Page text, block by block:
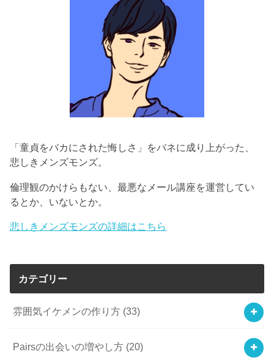
「童貞をバカにされた悔しさ」をバネに成り上がった、
悲しきメンズモンズ。
倫理観のかけらもない、最悪なメール講座を運営してい
るとか、いないとか。
悲しきメンズモンズの詳細はこちら
カテゴリー
雰囲気イケメンの作り方 (33)
Pairsの出会いの増やし方 (20)